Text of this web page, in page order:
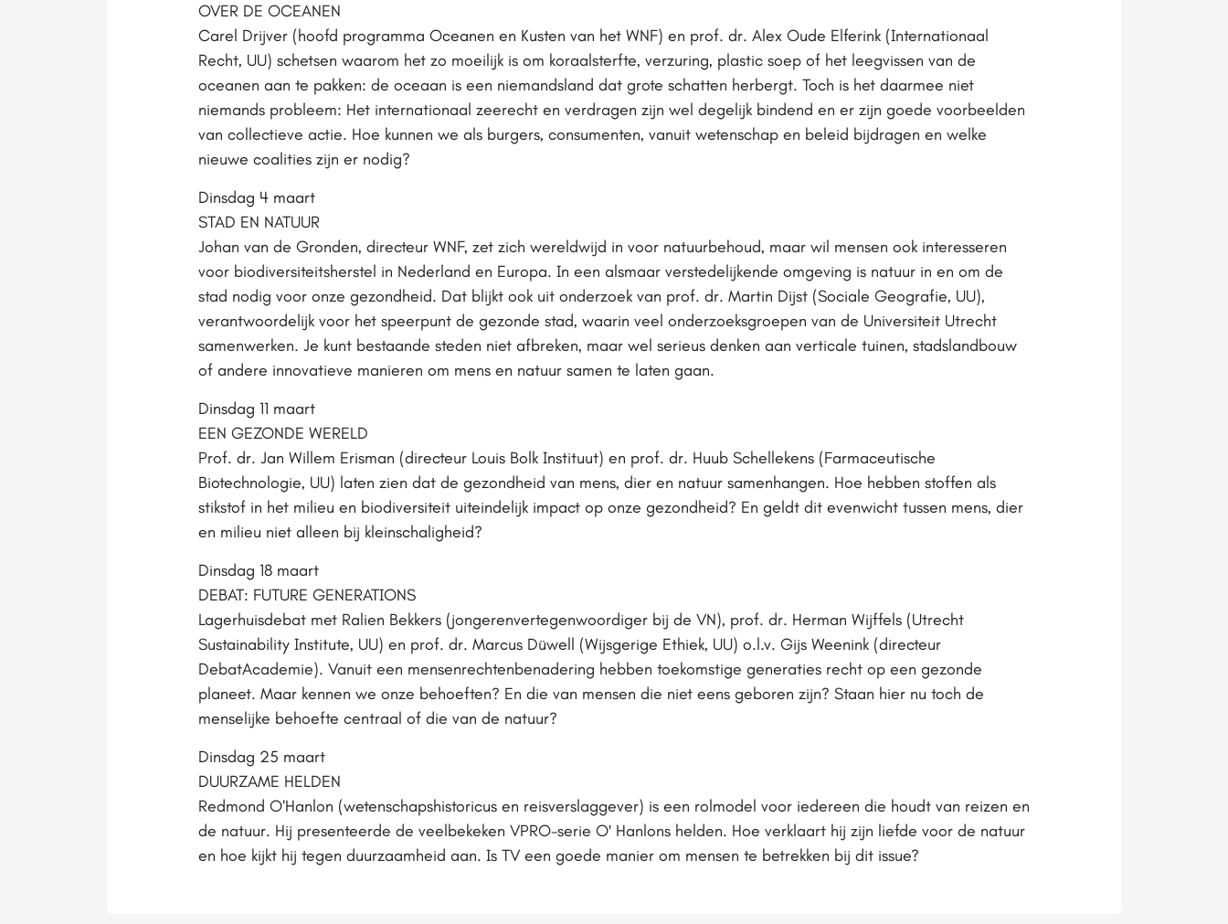
OVER DE OCEANEN
Carel Drijver (hoofd programma Oceanen en Kusten van het WNF) en prof. dr. Alex Oude Elferink (Internationaal
Recht, UU) schetsen waarom het zo moeilijk is om koraalsterfte, verzuring, plastic soep of het leegvissen van de
oceanen aan te pakken: de oceaan is een niemandsland dat grote schatten herbergt. Toch is het daarmee niet
niemands probleem: Het internationaal zeerecht en verdragen zijn wel degelijk bindend en er zijn goede voorbeelden
van collectieve actie. Hoe kunnen we als burgers, consumenten, vanuit wetenschap en beleid bijdragen en welke
nieuwe coalities zijn er nodig?
Dinsdag 4 maart
STAD EN NATUUR
Johan van de Gronden, directeur WNF, zet zich wereldwijd in voor natuurbehoud, maar wil mensen ook interesseren
voor biodiversiteitsherstel in Nederland en Europa. In een alsmaar verstedelijkende omgeving is natuur in en om de
stad nodig voor onze gezondheid. Dat blijkt ook uit onderzoek van prof. dr. Martin Dijst (Sociale Geografie, UU),
verantwoordelijk voor het speerpunt de gezonde stad, waarin veel onderzoeksgroepen van de Universiteit Utrecht
samenwerken. Je kunt bestaande steden niet afbreken, maar wel serieus denken aan verticale tuinen, stadslandbouw
of andere innovatieve manieren om mens en natuur samen te laten gaan.
Dinsdag 11 maart
EEN GEZONDE WERELD
Prof. dr. Jan Willem Erisman (directeur Louis Bolk Instituut) en prof. dr. Huub Schellekens (Farmaceutische
Biotechnologie, UU) laten zien dat de gezondheid van mens, dier en natuur samenhangen. Hoe hebben stoffen als
stikstof in het milieu en biodiversiteit uiteindelijk impact op onze gezondheid? En geldt dit evenwicht tussen mens, dier
en milieu niet alleen bij kleinschaligheid?
Dinsdag 18 maart
DEBAT: FUTURE GENERATIONS
Lagerhuisdebat met Ralien Bekkers (jongerenvertegenwoordiger bij de VN), prof. dr. Herman Wijffels (Utrecht
Sustainability Institute, UU) en prof. dr. Marcus Düwell (Wijsgerige Ethiek, UU) o.l.v. Gijs Weenink (directeur
DebatAcademie). Vanuit een mensenrechtenbenadering hebben toekomstige generaties recht op een gezonde
planeet. Maar kennen we onze behoeften? En die van mensen die niet eens geboren zijn? Staan hier nu toch de
menselijke behoefte centraal of die van de natuur?
Dinsdag 25 maart
DUURZAME HELDEN
Redmond O’Hanlon (wetenschapshistoricus en reisverslaggever) is een rolmodel voor iedereen die houdt van reizen en
de natuur. Hij presenteerde de veelbekeken VPRO-serie O' Hanlons helden. Hoe verklaart hij zijn liefde voor de natuur
en hoe kijkt hij tegen duurzaamheid aan. Is TV een goede manier om mensen te betrekken bij dit issue?